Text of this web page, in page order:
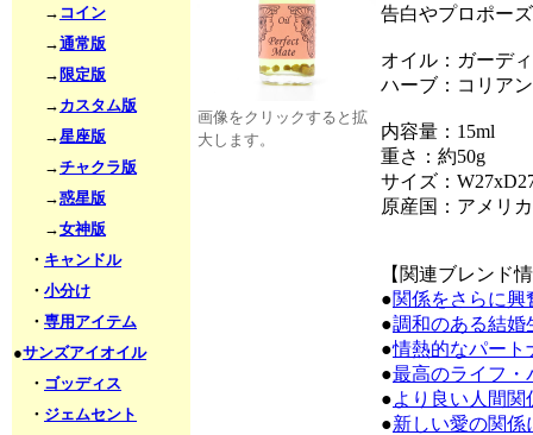
→ コイン
→通常版
→ 限定版
→ カスタム版
→星座版
→チャクラ版
→惑星版
→女神版
・ キャンドル
・ 小分け
・ 専用アイテム
●サンズアイオイル
・ ゴッディス
・ ジェムセント
画像をクリックすると拡
大します。
告白やプロポー
オイル：ガーデ
ハーブ：コリア
内容量：15ml
重さ：約50g
サイズ：
原産国：アメリカ
【関連ブレンド
●関係をさらに興
●調和のある結婚
●情熱的なパート
●最高のライフ・
●より良い人間関
●新しい愛の関係